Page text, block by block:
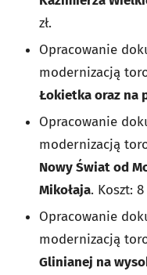
zł.
Opracowanie
modernizacją
Łokietka oraz na
Opracowanie
modernizacją
Nowy Świat od
Mikołaja. Koszt: 8
Opracowanie
modernizacją
Glinianej na